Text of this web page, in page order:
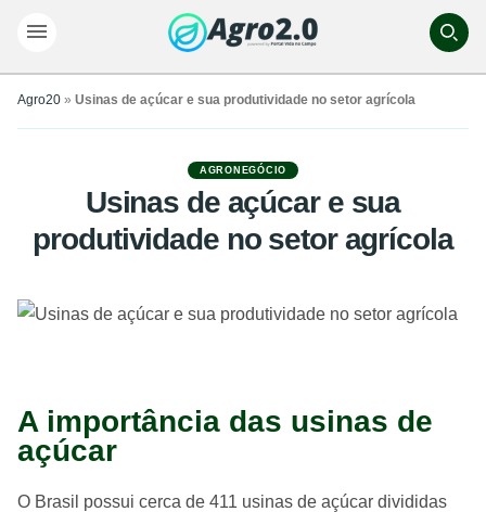
Agro20 » Usinas de açúcar e sua produtividade no setor agrícola
AGRONEGÓCIO
Usinas de açúcar e sua
produtividade no setor agrícola
A importância das usinas de
açúcar
O Brasil possui cerca de 411 usinas de açúcar divididas